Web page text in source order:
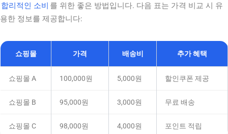
합리적인 소비 를 위한 좋은 방법입니다. 다음 표는 가격 비교 시 유
용한 정보를 제공합니다:
쇼핑몰 가격 배송비 추가 혜택
쇼핑몰 A 100,000원 5,000원 할인쿠폰 제공
쇼핑몰 B 95,000원 3,000원 무료 배송
쇼핑몰 C 98,000원 4,000원 포인트 적립